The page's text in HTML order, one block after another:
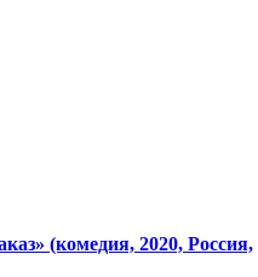
(комедия, 2020, Россия,